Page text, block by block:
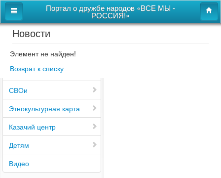
Портал о дружбе народов «ВСЕ МЫ -
РОССИЯ!»
Главная
Дом дружбы народов
Новости
СВОи
Этнокультурная карта
Казачий центр
Детям
Видео
Новости
Элемент не найден!
Возврат к списку